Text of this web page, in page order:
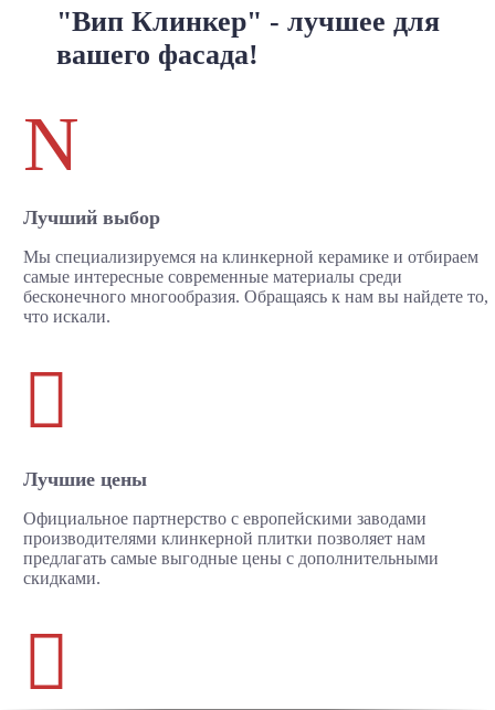
"Вип Клинкер" - лучшее для
вашего фасада!
N
Лучший выбор
Мы специализируемся на клинкерной керамике и отбираем
самые интересные современные материалы среди
бесконечного многообразия. Обращаясь к нам вы найдете то,
что искали.

Лучшие цены
Официальное партнерство с европейскими заводами
производителями клинкерной плитки позволяет нам
предлагать самые выгодные цены с дополнительными
скидками.
